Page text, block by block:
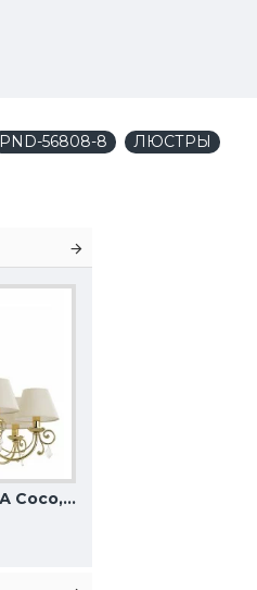
PND-56808-8 ЛЮСТРЫ
KUTEK ЛЮСТРА Coco, 6xE14x40W, COC-ZW-6(Z/A)